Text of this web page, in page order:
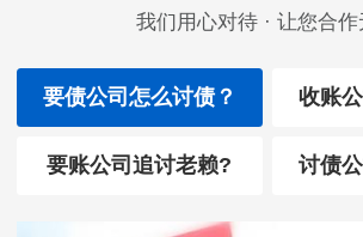
我们用心对待 · 让您合
要债公司怎么讨债？ 收账
要账公司追讨老赖? 讨债